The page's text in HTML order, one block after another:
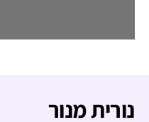
נורית מנור